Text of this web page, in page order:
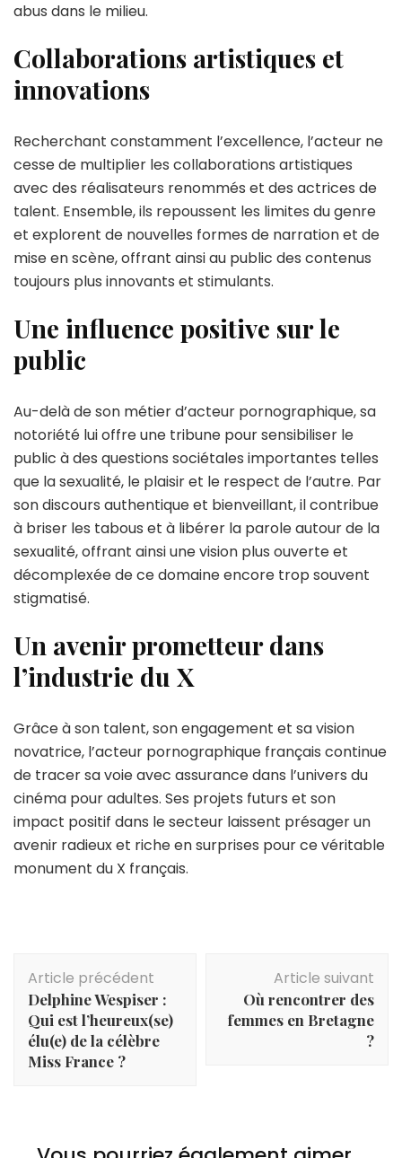
abus dans le milieu.
Collaborations artistiques et
innovations
Recherchant constamment l’excellence, l’acteur ne
cesse de multiplier les collaborations artistiques
avec des réalisateurs renommés et des actrices de
talent. Ensemble, ils repoussent les limites du genre
et explorent de nouvelles formes de narration et de
mise en scène, offrant ainsi au public des contenus
toujours plus innovants et stimulants.
Une influence positive sur le
public
Au-delà de son métier d’acteur pornographique, sa
notoriété lui offre une tribune pour sensibiliser le
public à des questions sociétales importantes telles
que la sexualité, le plaisir et le respect de l’autre. Par
son discours authentique et bienveillant, il contribue
à briser les tabous et à libérer la parole autour de la
sexualité, offrant ainsi une vision plus ouverte et
décomplexée de ce domaine encore trop souvent
stigmatisé.
Un avenir prometteur dans
l’industrie du X
Grâce à son talent, son engagement et sa vision
novatrice, l’acteur pornographique français continue
de tracer sa voie avec assurance dans l’univers du
cinéma pour adultes. Ses projets futurs et son
impact positif dans le secteur laissent présager un
avenir radieux et riche en surprises pour ce véritable
monument du X français.
d'article
Article précédent
Delphine Wespiser :
Qui est l’heureux(se)
élu(e) de la célèbre
Miss France ?
Article suivant
Où rencontrer des
femmes en Bretagne
?